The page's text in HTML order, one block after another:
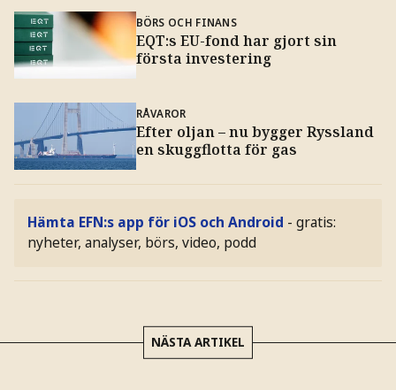
BÖRS OCH FINANS
EQT:s EU-fond har gjort sin
första investering
RÅVAROR
Efter oljan – nu bygger Ryssland
en skuggflotta för gas
Hämta EFN:s app för iOS och Android - gratis:
nyheter, analyser, börs, video, podd
NÄSTA ARTIKEL